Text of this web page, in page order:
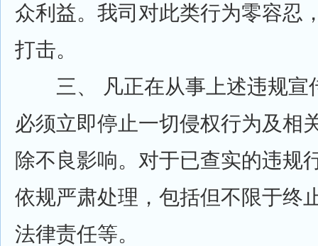
众利益。我司对此类行为零容忍
打击。
三、 凡正在从事上述违规宣
必须立即停止一切侵权行为及相
除不良影响。对于已查实的违规
依规严肃处理，包括但不限于终
法律责任等。